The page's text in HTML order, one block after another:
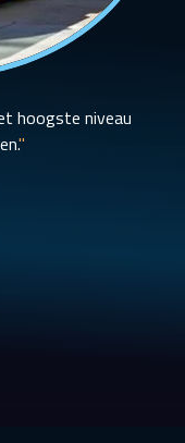
hoogste niveau
"